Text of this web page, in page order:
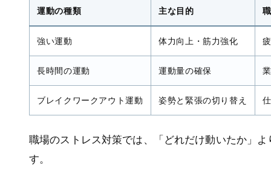
運動の種類 主な目的
強い運動 体力向上・筋力強化
長時間の運動 運動量の確保
ブレイクワークアウト運動 姿勢と緊張の切り替え
職場のストレス対策では、「どれだけ動いたか」
す。